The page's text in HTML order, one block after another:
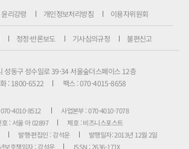
윤리강령 개인정보처리방침 이용자위원회
정정·반론보도 기사심의규정 불편신고
성동구 성수일로 39-34 서울숲더스페이스 12층
: 1800-6522
팩스 : 070-4015-8658
4010-8512
사업본부 : 070-4010-7078
호 : 서울 아 02897
제호 : 비즈니스포스트
발행·편집인 : 강석운
발행일자: 2013년 12월 2일
보호책임자 : 강석운
ISSN : 2636-171X